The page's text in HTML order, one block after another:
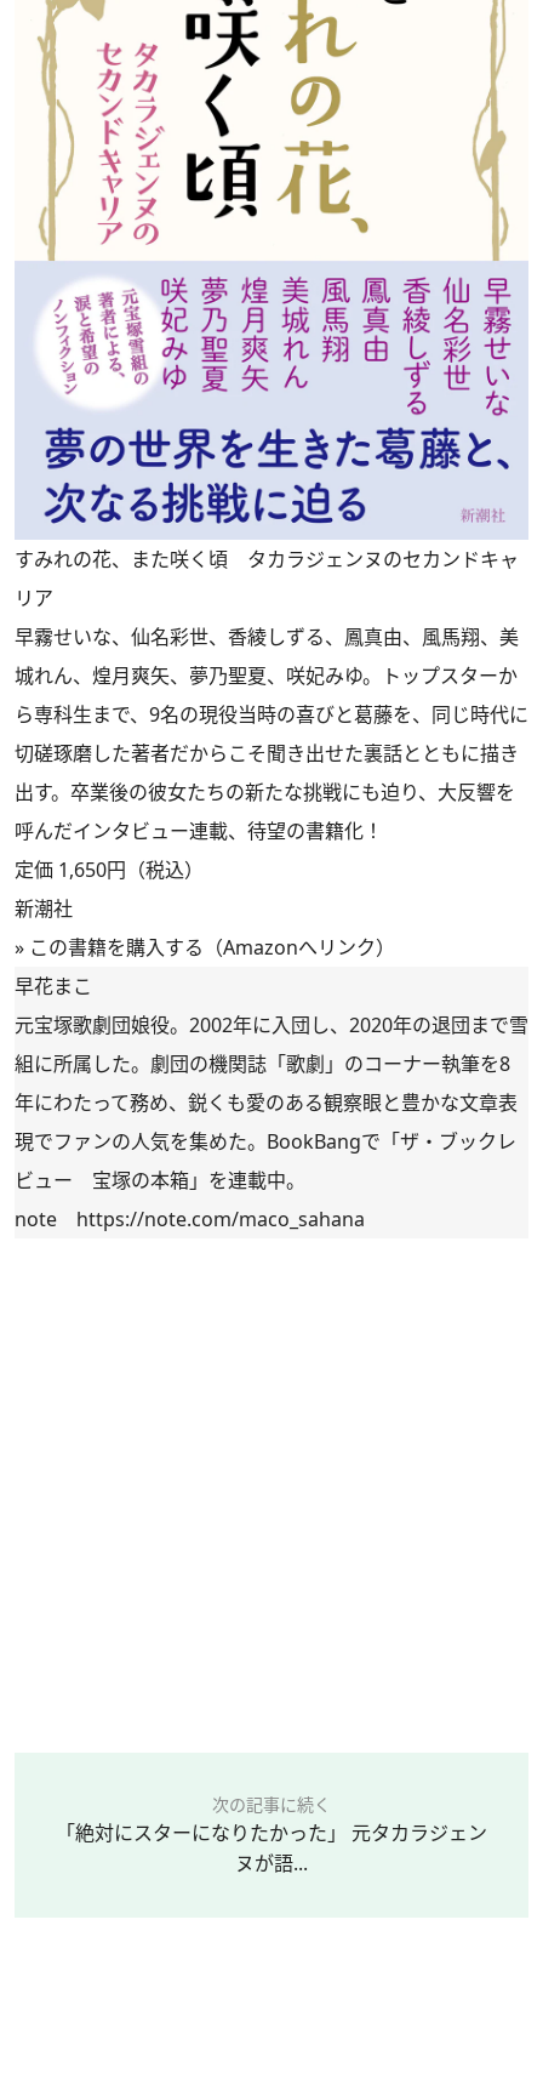
すみれの花、また咲く頃 タカラジェンヌのセカンドキャ
リア
早霧せいな、仙名彩世、香綾しずる、鳳真由、風馬翔、美
城れん、煌月爽矢、夢乃聖夏、咲妃みゆ。トップスターか
ら専科生まで、9名の現役当時の喜びと葛藤を、同じ時代に
切磋琢磨した著者だからこそ聞き出せた裏話とともに描き
出す。卒業後の彼女たちの新たな挑戦にも迫り、大反響を
呼んだインタビュー連載、待望の書籍化！
定価 1,650円（税込）
新潮社
» この書籍を購入する（Amazonへリンク）
早花まこ
元宝塚歌劇団娘役。2002年に入団し、2020年の退団まで雪
組に所属した。劇団の機関誌「歌劇」のコーナー執筆を8
年にわたって務め、鋭くも愛のある観察眼と豊かな文章表
現でファンの人気を集めた。BookBangで「ザ・ブックレ
ビュー 宝塚の本箱」を連載中。
note https://note.com/maco_sahana
次の記事に続く
「絶対にスターになりたかった」 元タカラジェン
ヌが語...